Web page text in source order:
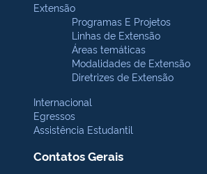
Extensão
Programas E Projetos
Linhas de Extensão
Áreas temáticas
Modalidades de Extensão
Diretrizes de Extensão
Internacional
Egressos
Assistência Estudantil
Contatos Gerais